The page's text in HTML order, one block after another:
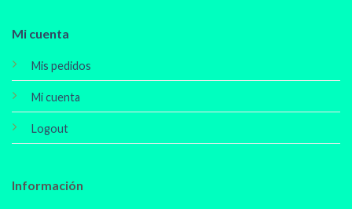
Mi cuenta
Mis pedidos
Mi cuenta
Logout
Información